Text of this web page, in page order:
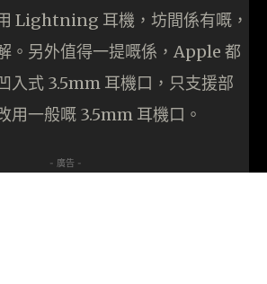
Lightning 耳機，坊間係有嘅，
。另外值得一提嘅係，Apple 都
入式 3.5mm 耳機口，只支援部
用一般嘅 3.5mm 耳機口。
- 廣告 -